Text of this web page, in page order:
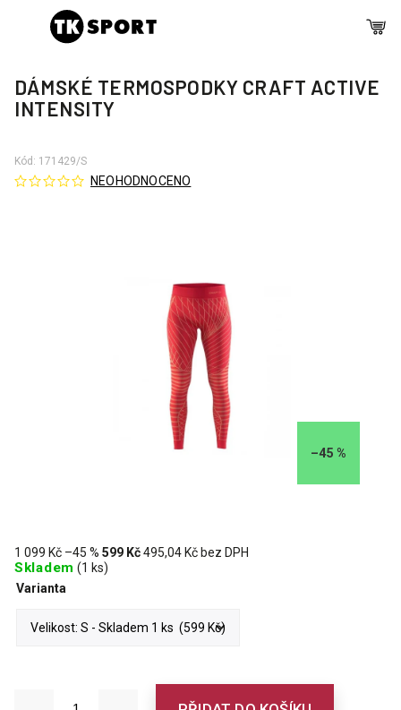
DÁMSKÉ TERMOSPODKY CRAFT ACTIVE
INTENSITY
Kód: 171429/S
NEOHODNOCENO
–45 %
1 099 Kč –45 % 599 Kč495,04 Kč bez DPH
Skladem (1 ks)
Varianta